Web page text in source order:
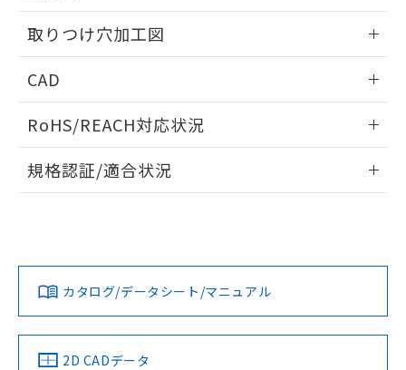
取りつけ穴加工図
CAD
ドすることができます。
ログイン/会員登録
ダウンロードデータをご利用いただく前に、以下を必ずお読
みください。
ソフトウェアの使用条件
RoHS/REACH対応状況
EU RoHS 注意事項・凡例
対応済み
中国 RoHS 注意事項・凡例
規格認証/適合状況
LR型式承認
（イギリス
船舶規格）
DNV型式承認
（ノルウェー
BV型式承認
（フランス
KR型式
（韓国
カタログ/データシート/マニュアル
2D CADデータ
既に当社にて対応品への在庫切替を完了
していることから、特段のことがない限
り、2022年1月12日より割愛しておりま